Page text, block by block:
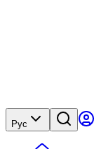
Рус